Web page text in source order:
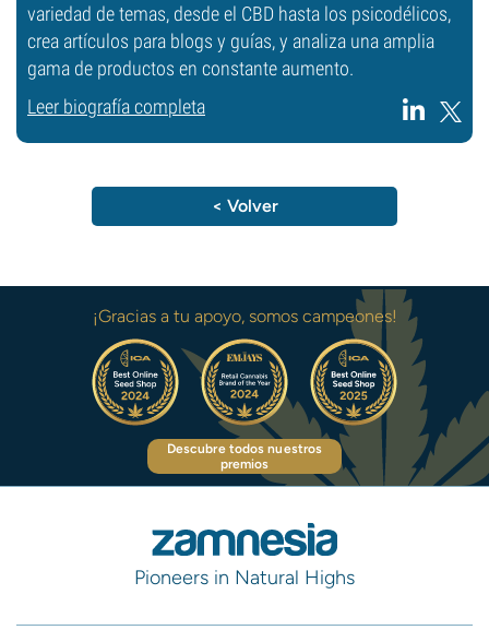
variedad de temas, desde el CBD hasta los psicodélicos,
crea artículos para blogs y guías, y analiza una amplia
gama de productos en constante aumento.
Leer biografía completa
< Volver
¡Gracias a tu apoyo, somos campeones!
Descubre todos nuestros
premios
Pioneers in Natural Highs